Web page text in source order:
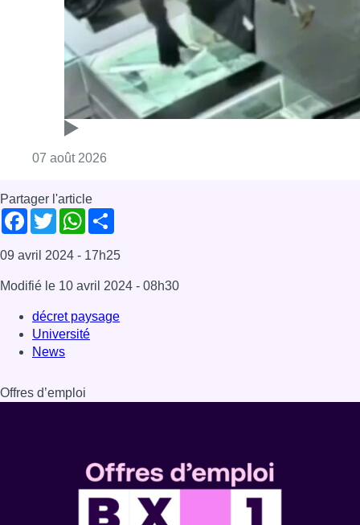
07 août 2026
Partager l'article
Facebook
TwitterWhatsApp
09 avril 2024 - 17h25
Modifié le 10 avril 2024 - 08h30
décret paysage
Université
News
Offres d’emploi